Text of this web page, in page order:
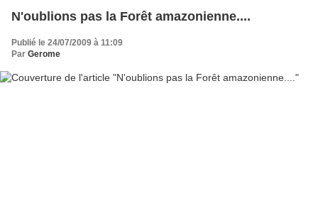
N'oublions pas la Forêt amazonienne....
Publié le 24/07/2009 à 11:09
Par Gerome